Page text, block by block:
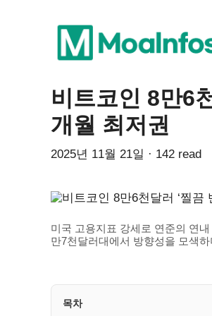
비트코인 8만6
개월 최저권
2025년 11월 21일 · 142 read
미국 고용지표 강세로 연준의 연
만7천달러대에서 방향성을 모색
목차